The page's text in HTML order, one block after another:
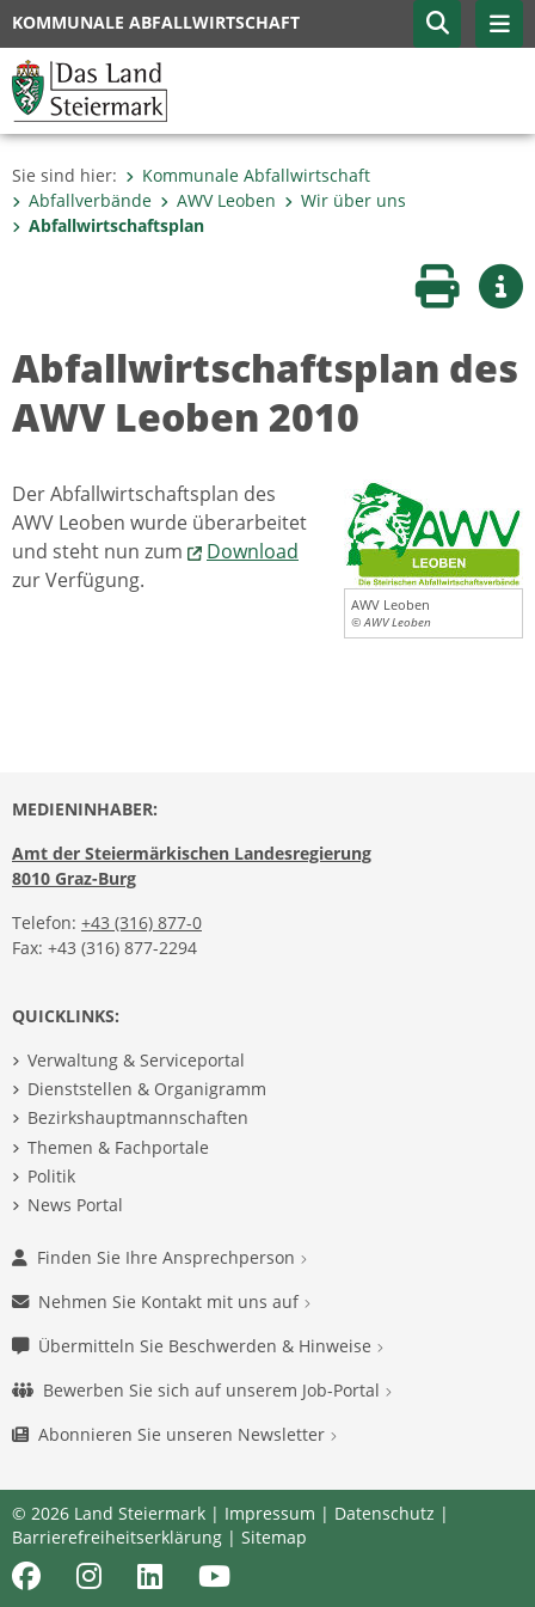
KOMMUNALE ABFALLWIRTSCHAFT
Sie sind hier:
Kommunale Abfallwirtschaft
Abfallverbände
AWV Leoben
Wir über uns
Abfallwirtschaftsplan
Seite
Abfallwirtschaftsplan des
AWV Leoben 2010
AWV Leoben
© AWV Leoben
Der Abfallwirtschaftsplan des
AWV Leoben wurde überarbeitet
und steht nun zum
Download
zur Verfügung.
MEDIENINHABER:
Amt der Steiermärkischen Landesregierung
8010 Graz-Burg
Telefon: +43 (316) 877-0
Fax: +43 (316) 877-2294
QUICKLINKS:
Verwaltung & Serviceportal
Dienststellen & Organigramm
Bezirkshauptmannschaften
Themen & Fachportale
Politik
News Portal
Finden Sie Ihre Ansprechperson
Nehmen Sie Kontakt mit uns auf
Übermitteln Sie Beschwerden & Hinweise
Bewerben Sie sich auf unserem Job-Portal
Abonnieren Sie unseren Newsletter
© 2026 Land Steiermark | Impressum | Datenschutz |
Barrierefreiheitserklärung | Sitemap
FacebookInstagramLinkedInYoutube